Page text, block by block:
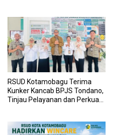
RSUD Kotamobagu Terima
Kunker Kancab BPJS Tondano,
Tinjau Pelayanan dan Perkuat